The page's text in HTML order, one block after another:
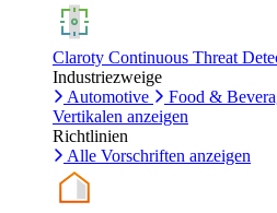
Claroty Continuous Threat
Industriezweige
Automotive
Food &
Vertikalen anzeigen
Richtlinien
Alle Vorschriften anzeigen